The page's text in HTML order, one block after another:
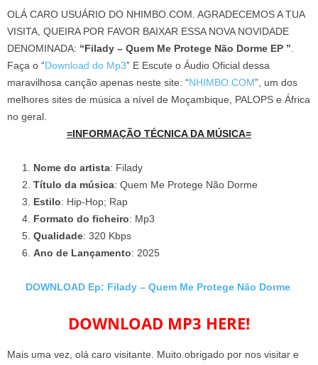
OLÁ CARO USUÁRIO DO NHIMBO.COM. AGRADECEMOS A TUA
VISITA, QUEIRA POR FAVOR BAIXAR ESSA NOVA NOVIDADE
DENOMINADA: “Filady – Quem Me Protege Não Dorme EP ”
Faça o “Download do Mp3” E Escute o Áudio Oficial dessa
maravilhosa canção apenas neste site: “NHIMBO.COM”, um dos
melhores sites de música a nível de Moçambique, PALOPS e África
no geral.
=INFORMAÇÃO TÉCNICA DA MÚSICA=
Nome do artista: Filady
Título da música: Quem Me Protege Não Dorme
Estilo: Hip-Hop; Rap
Formato do ficheiro: Mp3
Qualidade: 320 Kbps
Ano de Lançamento: 2025
DOWNLOAD Ep: Filady – Quem Me Protege Não Dorme
DOWNLOAD MP3 HERE!
Mais uma vez, olá caro visitante. Muito obrigado por nos visitar e